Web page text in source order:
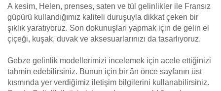
A kesim, Helen, prenses, saten ve tül gelinlikler ile Fransız
güpürü kullandığımız kaliteli duruşuyla dikkat çeken bir
şıklık yaratıyoruz. Son dokunuşları yapmak için de gelin el
çiçeği, kuşak, duvak ve aksesuarlarınızı da tasarlıyoruz.
Gebze gelinlik modellerimizi incelemek için acele ettiğinizi
tahmin edebilirsiniz. Bunun için bir ân önce sayfanın üst
kısmında yer verdiğimiz iletişim bilgilerini kullanabilirsiniz.